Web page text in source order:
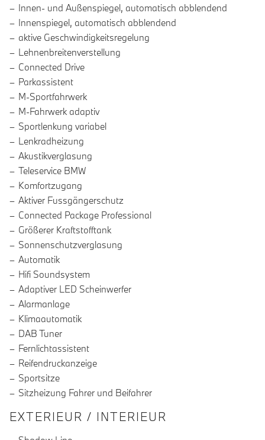
Innen- und Außenspiegel, automatisch abblendend
Innenspiegel, automatisch abblendend
aktive Geschwindigkeitsregelung
Lehnenbreitenverstellung
Connected Drive
Parkassistent
M-Sportfahrwerk
M-Fahrwerk adaptiv
Sportlenkung variabel
Lenkradheizung
Akustikverglasung
Teleservice BMW
Komfortzugang
Aktiver Fussgängerschutz
Connected Package Professional
Größerer Kraftstofftank
Sonnenschutzverglasung
Automatik
Hifi Soundsystem
Adaptiver LED Scheinwerfer
Alarmanlage
Klimaautomatik
DAB Tuner
Fernlichtassistent
Reifendruckanzeige
Sportsitze
Sitzheizung Fahrer und Beifahrer
EXTERIEUR / INTERIEUR